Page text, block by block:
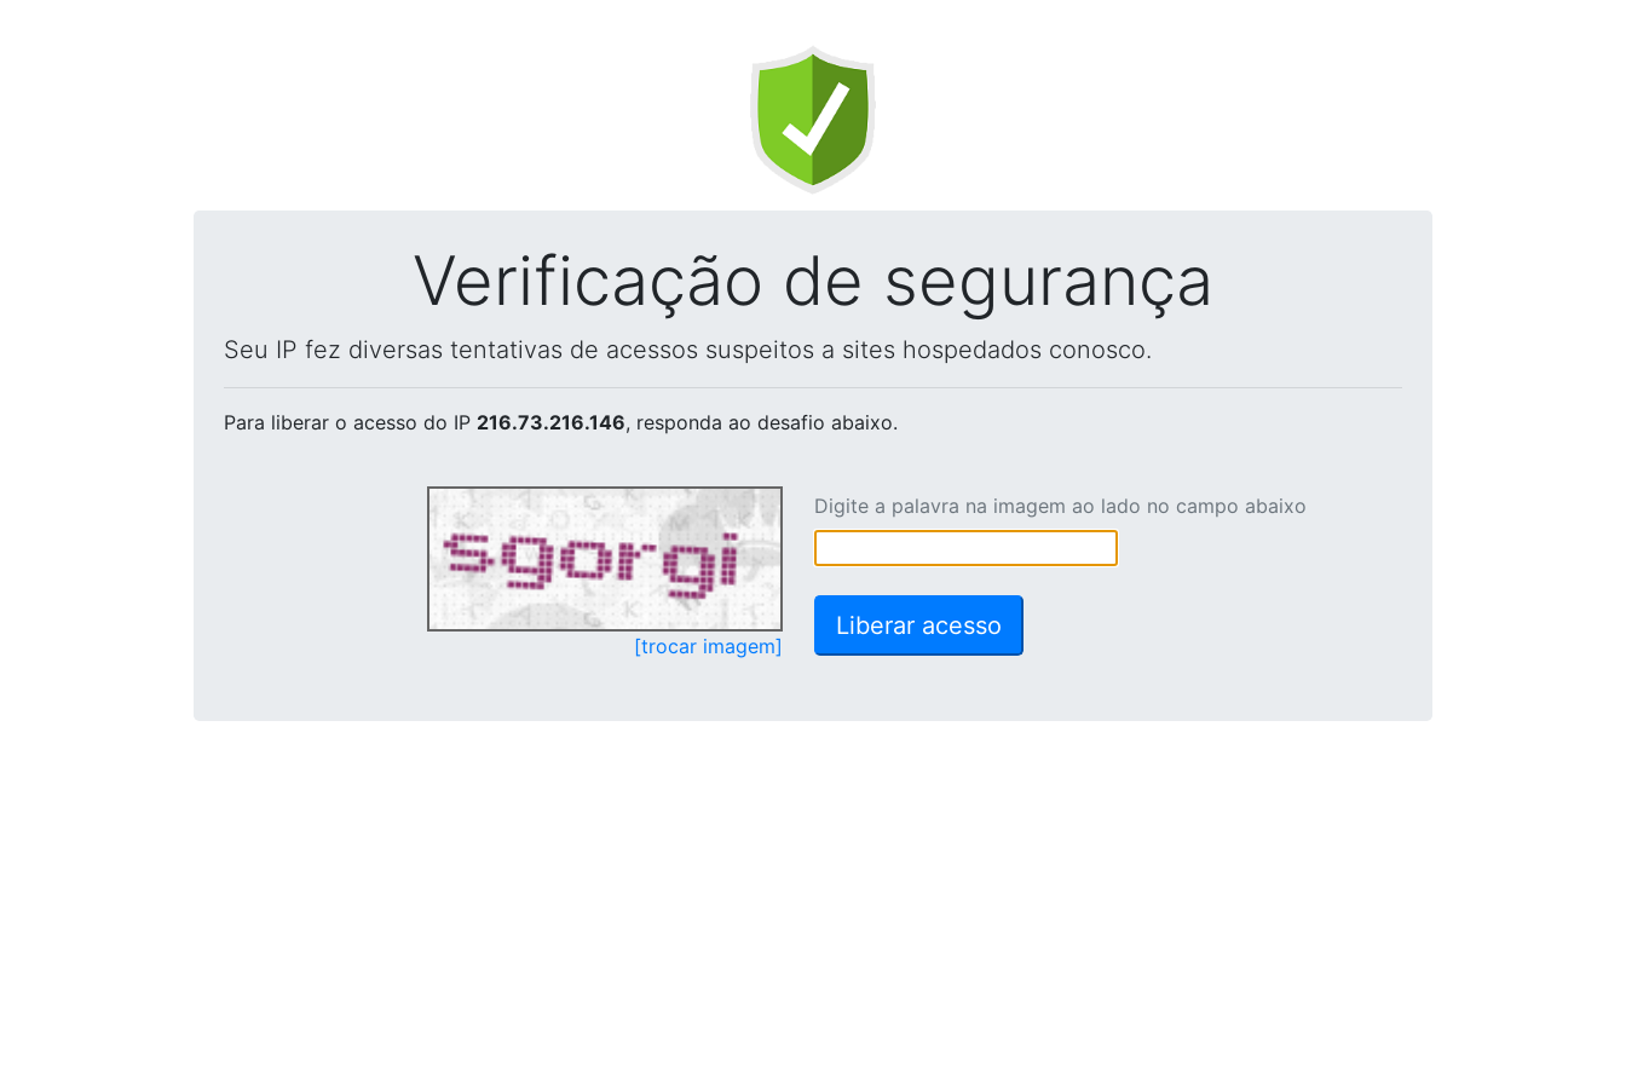
Verificação de segurança
Seu IP fez diversas tentativas de acessos suspeitos a sites hospedados conosco.
Para liberar o acesso do IP 216.73.216.146, responda ao desafio abaixo.
[trocar imagem]
Digite a palavra na imagem ao lado no campo abaixo